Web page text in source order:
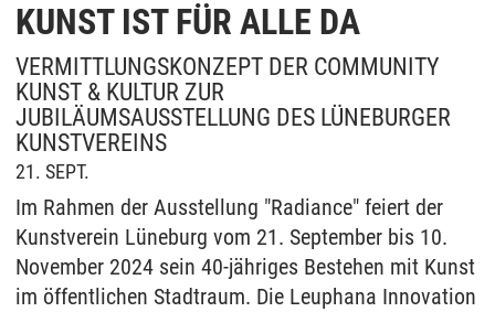
KUNST IST FÜR ALLE DA
VERMITTLUNGSKONZEPT DER COMMUNITY
KUNST & KULTUR ZUR
JUBILÄUMSAUSSTELLUNG DES LÜNEBURGER
KUNSTVEREINS
21. SEPT.
Im Rahmen der Ausstellung "Radiance" feiert der
Kunstverein Lüneburg vom 21. September bis 10.
November 2024 sein 40-jähriges Bestehen mit Kunst
im öffentlichen Stadtraum. Die Leuphana Innovation